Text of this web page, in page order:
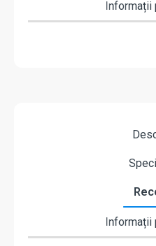
Informații
Informații